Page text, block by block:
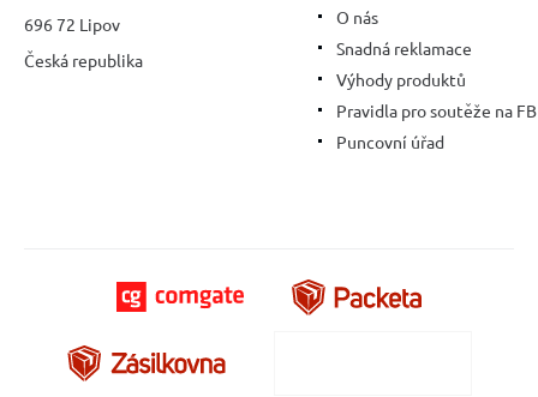
696 72 Lipov
Česká republika
O nás
Snadná reklamace
Výhody produktů
Pravidla pro soutěže na FB
Puncovní úřad